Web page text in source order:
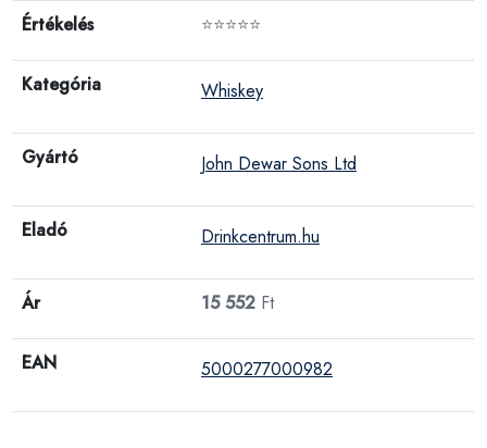
Értékelés ⭐⭐⭐⭐⭐
Kategória Whiskey
Gyártó John Dewar Sons Ltd
Eladó Drinkcentrum.hu
Ár 15 552 Ft
EAN 5000277000982